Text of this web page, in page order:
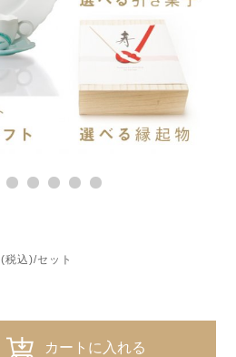
(税込)/セット
カートに入れる